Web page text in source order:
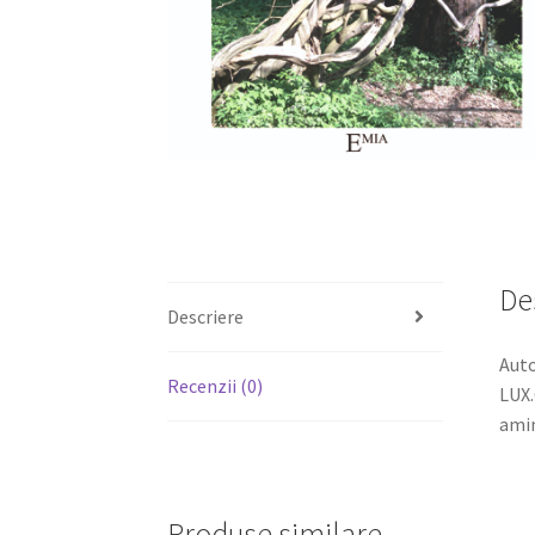
Descriere
Recenzii (0)